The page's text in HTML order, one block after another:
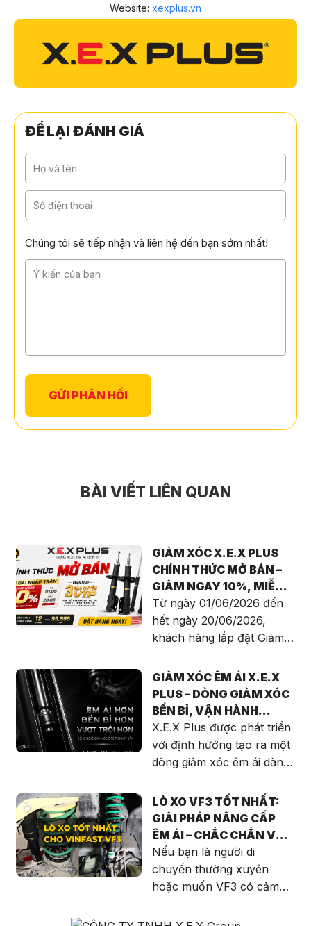
Website: xexplus.vn
ĐỂ LẠI ĐÁNH GIÁ
Chúng tôi sẽ tiếp nhận và liên hệ đến bạn sớm nhất!
BÀI VIẾT LIÊN QUAN
GIẢM XÓC X.E.X PLUS
CHÍNH THỨC MỞ BÁN –
GIẢM NGAY 10%, MIỄN
PHÍ CÔNG LẮP ĐẶT VÀ
TRỞ THÀNH VIP
MEMBER X.E.X GROUP
Từ ngày 01/06/2026 đến
hết ngày 20/06/2026,
khách hàng lắp đặt Giảm
hưởng những quyền lợi
hấp dẫn: Ưu đãi trực tiếp
khi lắp đặt Giảm ngay 10%
giá trị đơn hàng. Miễn phí
100% công lắp đặt. Bảo
hành chính hãng 12 tháng
GIẢM XÓC ÊM ÁI X.E.X
PLUS – DÒNG GIẢM XÓC
BỀN BỈ, VẬN HÀNH
MƯỢT MÀ CHO MỌI
HÀNH TRÌNH
X.E.X Plus được phát triển
với định hướng tạo ra một
dòng giảm xóc êm ái dành
Không chỉ tập trung vào
độ mềm mại khi vận hành,
sản phẩm còn được tối ưu
về độ bền, khả năng chịu
tải và tính ổn định trong
điều kiện thời tiết khắc
LÒ XO VF3 TỐT NHẤT:
GIẢI PHÁP NÂNG CẤP
ÊM ÁI – CHẮC CHẮN VỚI
X.E.X PLUS DÀNH CHO
VINFAST VF3
Nếu bạn là người di
chuyển thường xuyên
hoặc muốn VF3 có cảm
nâng cấp Lò xo VF3 tốt